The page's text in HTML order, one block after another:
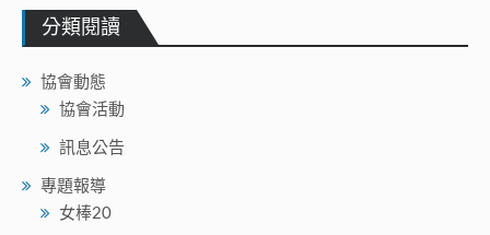
分類閱讀
協會動態
協會活動
訊息公告
專題報導
女棒20